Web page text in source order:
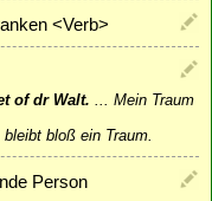
<Verb>
of dr Walt. ... Mein Traum
bloß ein Traum.
Person